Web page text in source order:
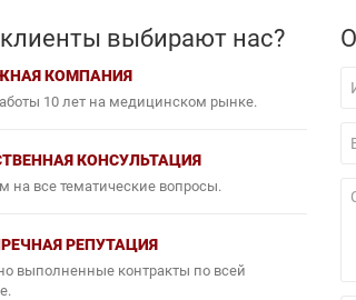
выбирают нас?
КОМПАНИЯ
10 лет на медицинском рынке.
КОНСУЛЬТАЦИЯ
на все тематические вопросы.
РЕПУТАЦИЯ
выполненные контракты по всей